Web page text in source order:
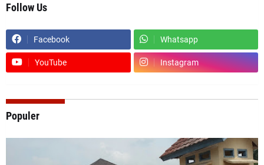
Follow Us
Facebook Whatsapp
YouTube Instagram
Populer